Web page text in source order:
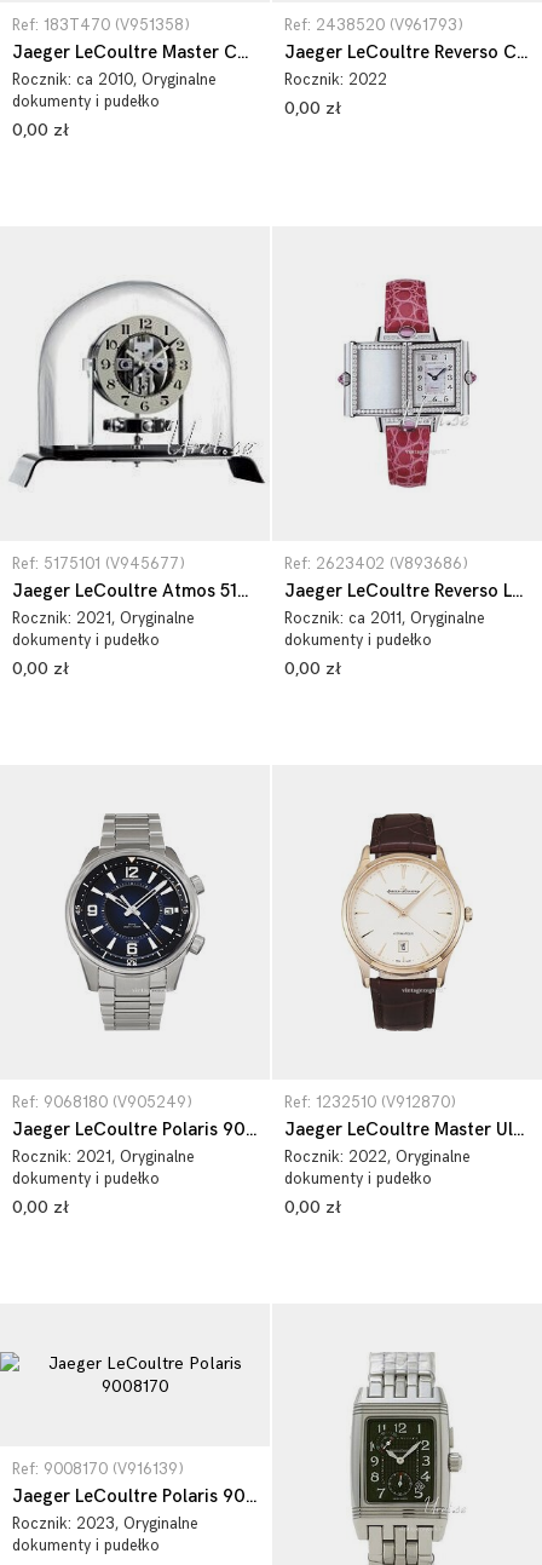
Ref: 183T470 (V951358)
Jaeger LeCoultre Master Compressor Diving Alarm Navy SEALs 183T470
Rocznik: ca 2010, Oryginalne
dokumenty i pudełko
0,00 zł
Ref: 2438520 (V961793)
Jaeger LeCoultre Reverso Classic 2438520
Rocznik: 2022
0,00 zł
Ref: 5175101 (V945677)
Jaeger LeCoultre Atmos 5175101
Rocznik: 2021, Oryginalne
dokumenty i pudełko
0,00 zł
Ref: 2623402 (V893686)
Jaeger LeCoultre Reverso Lady 2623402
Rocznik: ca 2011, Oryginalne
dokumenty i pudełko
0,00 zł
Ref: 9068180 (V905249)
Jaeger LeCoultre Polaris 9068180
Rocznik: 2021, Oryginalne
dokumenty i pudełko
0,00 zł
Ref: 1232510 (V912870)
Jaeger LeCoultre Master Ultra Thin 1232510
Rocznik: 2022, Oryginalne
dokumenty i pudełko
0,00 zł
Ref: 9008170 (V916139)
Jaeger LeCoultre Polaris 9008170
Rocznik: 2023, Oryginalne
dokumenty i pudełko